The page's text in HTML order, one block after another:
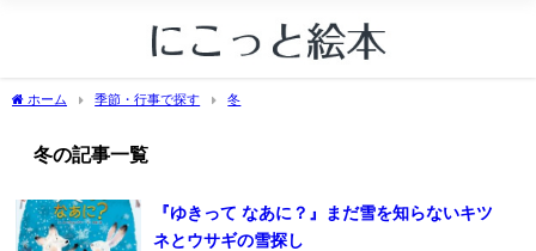
ホーム 季節・行事で探す 冬
冬の記事一覧
『ゆきって なあに？』まだ雪を知らないキツ
ネとウサギの雪探し